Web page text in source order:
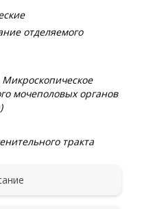
отделяемого
мочеполовых органов
тракта